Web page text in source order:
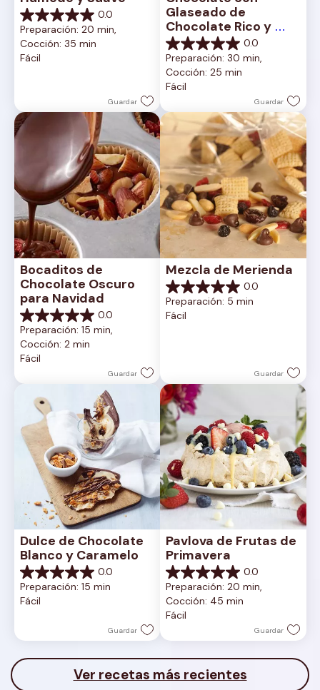
0.0
0.0
de
5
estrellas.
Preparación: 20 min,
Cocción: 35 min
Fácil
Guardar
Glaseado de
Chocolate Rico y
Cremoso
0.0
0.0
de
5
estrellas.
Preparación: 30 min,
Cocción: 25 min
Fácil
Guardar
Bocaditos de
Chocolate Oscuro
para Navidad
0.0
0.0
de
5
estrellas.
Preparación: 15 min,
Cocción: 2 min
Fácil
Guardar
Mezcla de Merienda
0.0
0.0
de
5
Preparación: 5 min
Fácil
Guardar
Dulce de Chocolate
Blanco y Caramelo
0.0
0.0
de
5
Preparación: 15 min
Fácil
Guardar
Pavlova de Frutas de
Primavera
0.0
0.0
de
5
estrellas.
Preparación: 20 min,
Cocción: 45 min
Fácil
Guardar
Ver recetas más recientes